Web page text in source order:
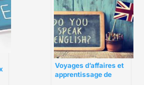
Voyages d’affaires et
apprentissage de